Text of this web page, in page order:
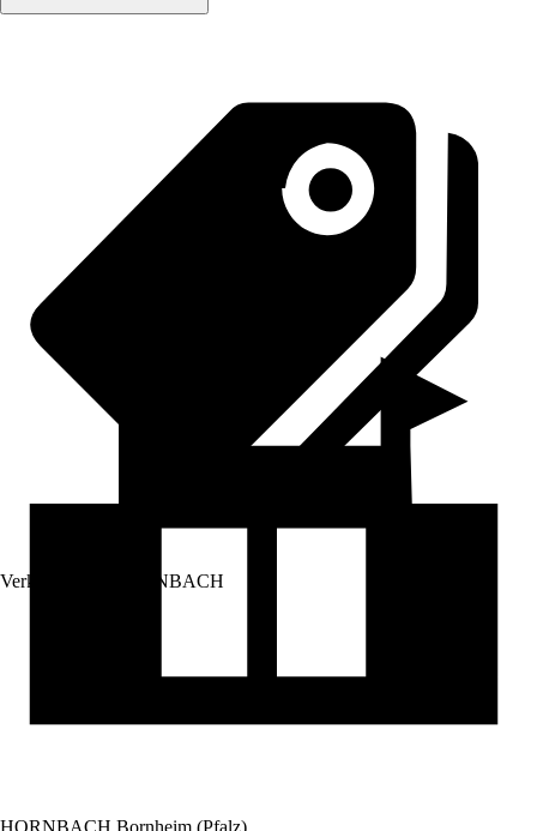
Verkauf durch: HORNBACH
HORNBACH Bornheim (Pfalz)